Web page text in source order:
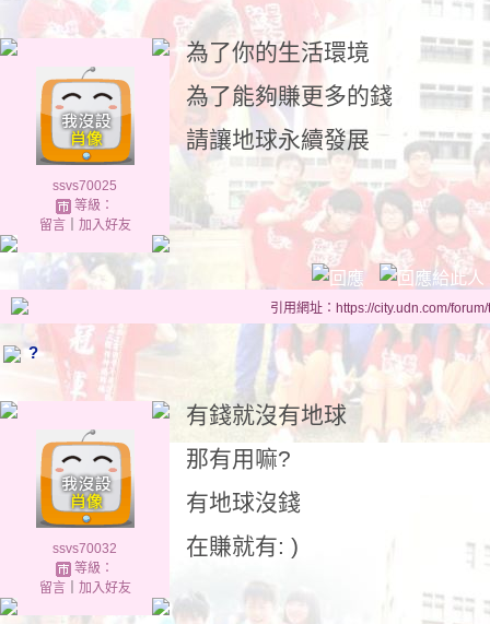
ssvs70025
等級：
留言｜ 加入好友
為了你的生活環境
為了能夠賺更多的錢
請讓地球永續發展
引用網址：https://city.udn.com/
?
ssvs70032
等級：
留言｜ 加入好友
有錢就沒有地球
那有用嘛?
有地球沒錢
在賺就有: )